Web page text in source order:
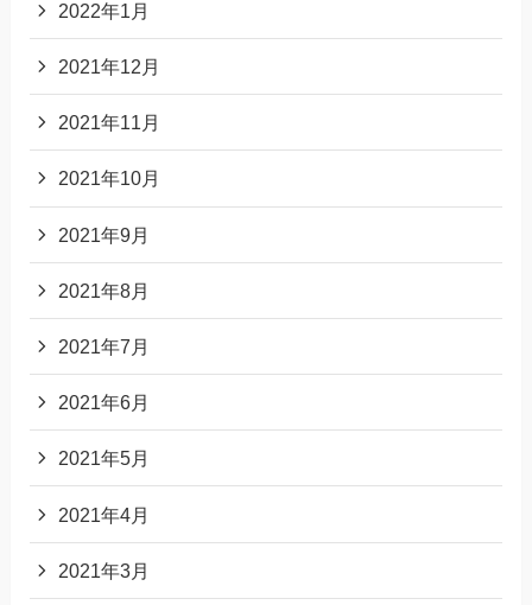
2022年1月
2021年12月
2021年11月
2021年10月
2021年9月
2021年8月
2021年7月
2021年6月
2021年5月
2021年4月
2021年3月